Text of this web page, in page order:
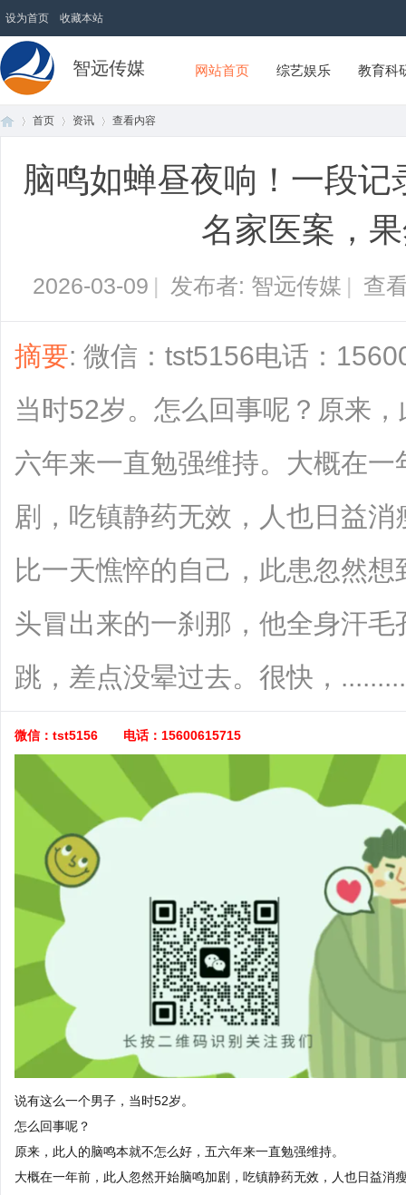
设为首页 收藏本站
智远传媒 网站首页 综艺娱乐 教育科
首页 资讯
›
查看内容
脑鸣如蝉昼夜响！一段记
名家医案，
2026-03-09 | 发布者: 智远传媒 | 查
摘要: 微信：tst5156电话：
当时52岁。怎么回事呢？原来
六年来一直勉强维持。大概在
剧，吃镇静药无效，人也日益
比一天憔悴的自己，此患忽然
头冒出来的一刹那，他全身汗
跳，差点没晕过去。很快，.........
微信：tst5156 电话：15600615715
说有这么一个男子，当时52岁。
怎么回事呢？
原来，此人的脑鸣本就不怎么好，五六年来一直勉强维持。
大概在一年前，此人忽然开始脑鸣加剧，吃镇静药无效，人也日益